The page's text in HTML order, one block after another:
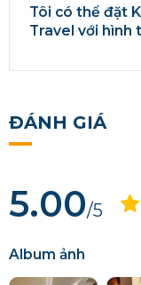
Tôi có thể đặt
Travel với hình
ĐÁNH GIÁ
5.00/5
Album ảnh